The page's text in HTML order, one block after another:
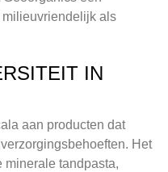
als
IN
aan producten dat
Het
minerale tandpasta,